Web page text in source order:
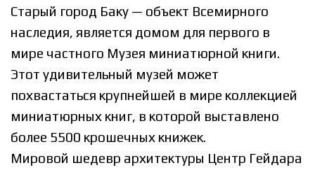
Старый город Баку — объект Всемирного
наследия, является домом для первого в
мире частного Музея миниатюрной книги.
Этот удивительный музей может
похвастаться крупнейшей в мире коллекцией
миниатюрных книг, в которой выставлено
более 5500 крошечных книжек.
Мировой шедевр архитектуры Центр Гейдара